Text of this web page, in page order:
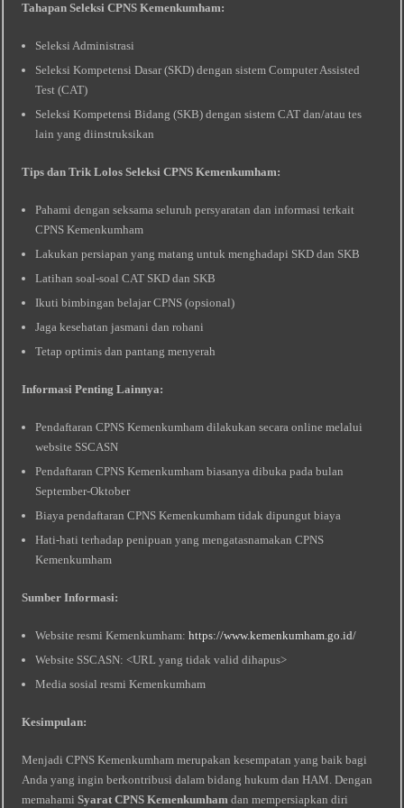
Tahapan Seleksi CPNS Kemenkumham:
Seleksi Administrasi
Seleksi Kompetensi Dasar (SKD) dengan sistem Computer Assisted
Test (CAT)
Seleksi Kompetensi Bidang (SKB) dengan sistem CAT dan/atau tes
lain yang diinstruksikan
Tips dan Trik Lolos Seleksi CPNS Kemenkumham:
Pahami dengan seksama seluruh persyaratan dan informasi terkait
CPNS Kemenkumham
Lakukan persiapan yang matang untuk menghadapi SKD dan SKB
Latihan soal-soal CAT SKD dan SKB
Ikuti bimbingan belajar CPNS (opsional)
Jaga kesehatan jasmani dan rohani
Tetap optimis dan pantang menyerah
Informasi Penting Lainnya:
Pendaftaran CPNS Kemenkumham dilakukan secara online melalui
website SSCASN
Pendaftaran CPNS Kemenkumham biasanya dibuka pada bulan
September-Oktober
Biaya pendaftaran CPNS Kemenkumham tidak dipungut biaya
Hati-hati terhadap penipuan yang mengatasnamakan CPNS
Kemenkumham
Sumber Informasi:
Website resmi Kemenkumham:https://www.kemenkumham.go.id/
Website SSCASN: <URL yang tidak valid dihapus>
Media sosial resmi Kemenkumham
Kesimpulan:
Menjadi CPNS Kemenkumham merupakan kesempatan yang baik bagi
Anda yang ingin berkontribusi dalam bidang hukum dan HAM. Dengan
memahamiSyarat CPNS Kemenkumham dan mempersiapkan diri